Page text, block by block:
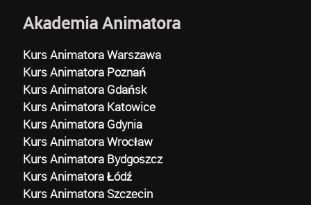
Akademia Animatora
Kurs Animatora Warszawa
Kurs Animatora Poznań
Kurs Animatora Gdańsk
Kurs Animatora Katowice
Kurs Animatora Gdynia
Kurs Animatora Wrocław
Kurs Animatora Bydgoszcz
Kurs Animatora Łódź
Kurs Animatora Szczecin